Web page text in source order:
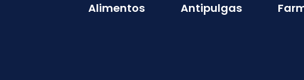
Alimentos Antipulgas